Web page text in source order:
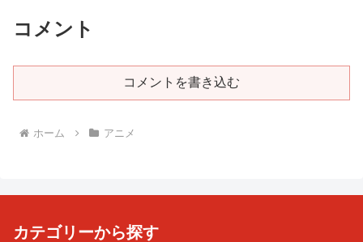
コメント
コメントを書き込む
ホーム アニメ
カテゴリーから探す